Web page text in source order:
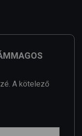
A kötelező